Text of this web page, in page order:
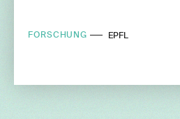
FORSCHUNG EPFL